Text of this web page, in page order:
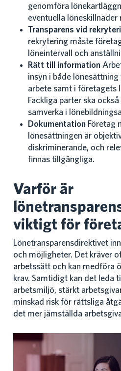
genomföra
eventuella löneskillnader
Transparens vid
rekrytering måste
löneintervall och
Rätt till information
insyn i både
arbete samt i företagets
Fackliga parter ska
samverka i
Dokumentation Företag
lönesättningen är
diskriminerande, och
finnas tillgängliga.
Varför är
viktigt för
Lönetransparensdirektivet
och möjligheter. Det kräver
arbetssätt och kan medföra
krav. Samtidigt kan det leda
arbetsmiljö, stärkt
minskad risk för rättsliga
det mer jämställda